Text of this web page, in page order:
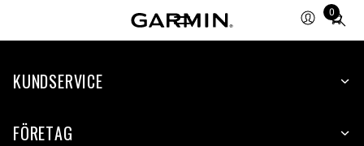
0
Total
items
cart:
KUNDSERVICE
FÖRETAG